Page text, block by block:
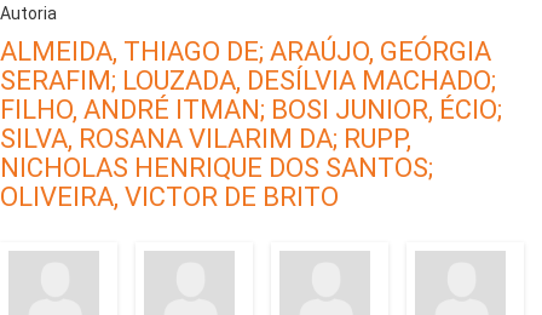
Autoria
ALMEIDA, THIAGO DE; ARAÚJO, GEÓRGIA
SERAFIM; LOUZADA, DESÍLVIA MACHADO;
FILHO, ANDRÉ ITMAN; BOSI JUNIOR, ÉCIO;
SILVA, ROSANA VILARIM DA; RUPP,
NICHOLAS HENRIQUE DOS SANTOS;
OLIVEIRA, VICTOR DE BRITO